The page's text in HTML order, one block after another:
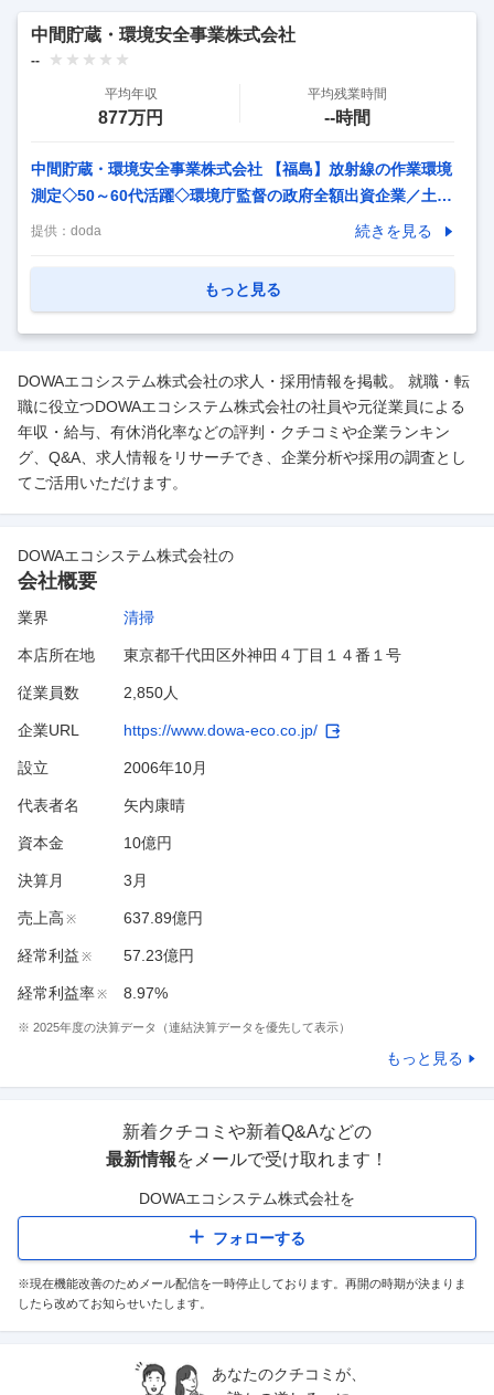
中間貯蔵・環境安全事業株式会社
--
平均年収
877万円
平均残業時間
--時間
中間貯蔵・環境安全事業株式会社 【福島】放射線の作業環境
測定◇50～60代活躍◇環境庁監督の政府全額出資企業／土日
祝休／年休123日 【仕事内容】 【福島】放射線の作業環境測
額出資の特殊会社で高い安定性国から依頼される環境プロジ
還困難区域及び中間貯蔵区域内での放射線の作業環境測定及
びそれらに 関する業務をご担当いただきます。 ＜具体的な
業務＞ ・帰還困難区域及び中間…
提供： doda 続きを見る
もっと見る
DOWAエコシステム株式会社の求人・採用情報を掲載。 就職・転
職に役立つDOWAエコシステム株式会社の社員や元従業員による
年収・給与、有休消化率などの評判・クチコミや企業ランキン
グ、Q&A、求人情報をリサーチでき、企業分析や採用の調査とし
てご活用いただけます。
DOWAエコシステム株式会社の
会社概要
業界 清掃
本店所在地 東京都千代田区外神田４丁目１４番１号
従業員数 2,850人
企業URL https://www.dowa-eco.co.jp/
設立 2006年10月
代表者名 矢内康晴
資本金 10億円
決算月 3 月
売上高 ※ 637.89億円
経常利益 ※ 57.23億円
経常利益率※ 8.97%
※ 2025年度の決算データ（連結決算データを優先して表示）
もっと見る
新着クチコミや新着Q&Aなどの
最新情報をメールで受け取れます！
DOWAエコシステム株式会社を
フォローする
※現在機能改善のためメール配信を一時停止しております。再開の時期が決まりま
したら改めてお知らせいたします。
あなたのクチコミが、